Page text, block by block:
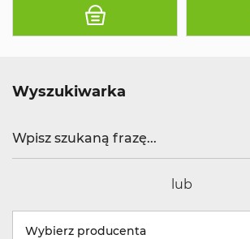
Wyszukiwarka
lub
Wybierz producenta